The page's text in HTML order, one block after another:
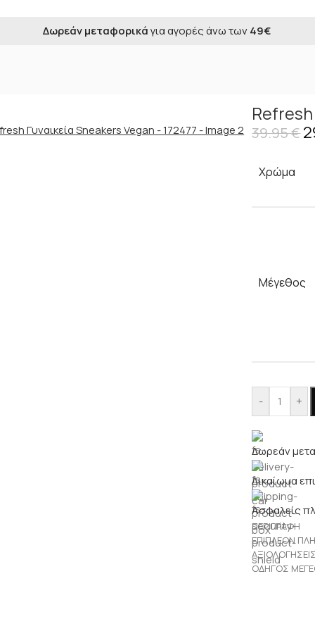
Δωρεάν μεταφορικάγια αγορές άνω των49€
Refresh
39.95€
Χρώμα
Μέγεθος
- +
Δωρεάν
Δικαίωμα
Ασφαλείς
ΠΕΡΙΓΡΑΦΉ
ΕΠΙΠΛΈΟΝ
ΟΔΗΓΌΣ